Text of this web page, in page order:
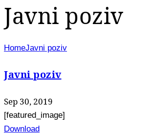
Javni poziv
HomeJavni poziv
Javni poziv
Sep 30, 2019
[featured_image]
Download